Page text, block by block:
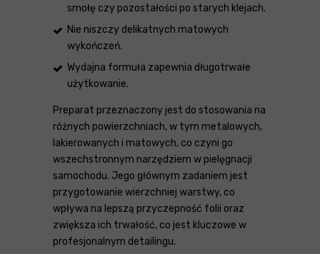
smołę czy pozostałości po starych klejach.
Nie niszczy delikatnych matowych
wykończeń.
Wydajna formuła zapewnia długotrwałe
użytkowanie.
Preparat przeznaczony jest do stosowania na
różnych powierzchniach, w tym metalowych,
lakierowanych i matowych, co czyni go
wszechstronnym narzędziem w pielęgnacji
samochodu. Jego głównym zadaniem jest
przygotowanie wierzchniej warstwy, co
wpływa na lepszą przyczepność folii oraz
zwiększa ich trwałość, co jest kluczowe w
profesjonalnym detailingu.